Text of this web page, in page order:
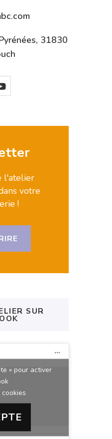
31830
l'atelier
votre
!
SUR
» pour activer